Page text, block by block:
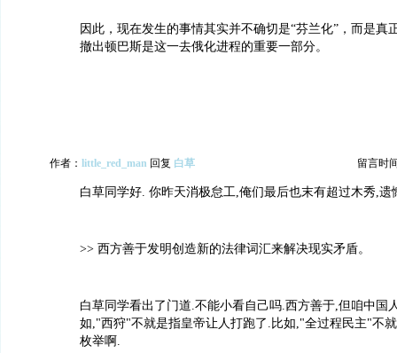
因此，现在发生的事情其实并不确切是“芬兰化”，而是真
撤出顿巴斯是这一去俄化进程的重要一部分。
作者： little_red_man 回复 白草 留言时
白草同学好. 你昨天消极怠工,俺们最后也末有超过木秀,遗
>> 西方善于发明创造新的法律词汇来解决现实矛盾。
白草同学看出了门道.不能小看自己吗.西方善于,但咱中国
如,"西狩"不就是指皇帝让人打跑了.比如,"全过程民主"不
枚举啊.